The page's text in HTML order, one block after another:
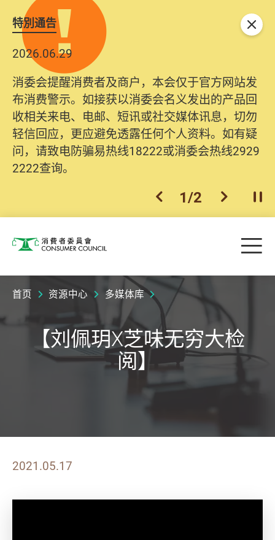
特別通告
2026.06.29
消委会提醒消费者及商户，本会仅于官方网站发
布消费警示。如接获以消委会名义发出的产品回
收相关来电、电邮、短讯或社交媒体讯息，切勿
轻信回应，更应避免透露任何个人资料。如有疑
问，请致电防骗易热线18222或消委会热线2929
2222查询。
上一个
1/2 下一个开
关闭
消费者委员会 目
首页 资源中心 多媒体库
【刘佩玥X芝味无穷大检
阅】
2021.05.17